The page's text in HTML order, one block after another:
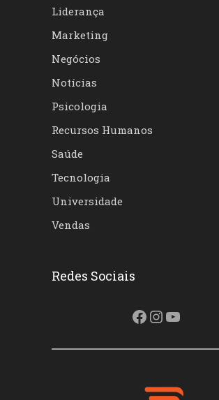
Liderança
Marketing
Negócios
Notícias
Psicologia
Recursos Humanos
Saúde
Tecnologia
Universidade
Vendas
Redes Sociais
Facebook
Instagram
Youtube